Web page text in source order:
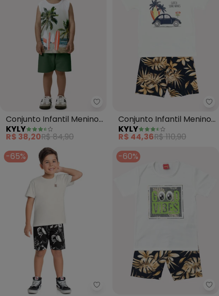
Kyly - Conjunto Infantil Menino
Conjunto Infantil Menino
Praia (Branco)
KYLY
R$ 38,20R$ 84,90
Conjunto Infantil Menino
Fusca (Off White)
KYLY
R$ 44,36R$ 110,90
-65%
Bee Loop - Conjunto com
-60%